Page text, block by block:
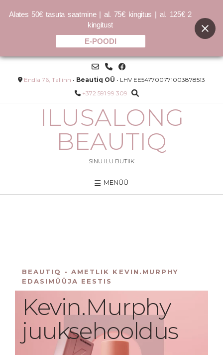
Olaplex NO.0.5 Scalp Longevity
Treatment
Skip
contentEndla 76, Tallinn • Beautiq OÜ • LHV EE547700771003878513
+372 591 99 309
ILUSALONG
BEAUTIQ
SINU ILU BUTIIK
MENÜÜ
BEAUTIQ • AMETLIK KEVIN.MURPHY
EDASIMÜÜJA EESTIS
Kevin.Murphy
juuksehooldus
Alates 50€ tasuta saatmine | al. 75€ kingitus | al. 125€ 2
kingitust
E-POODI